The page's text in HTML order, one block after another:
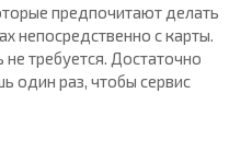
предпочитают делать
непосредственно с карты.
требуется. Достаточно
один раз, чтобы сервис